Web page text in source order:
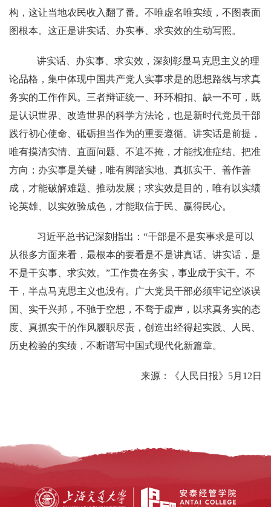
构，这让当地农民收入翻了番。不唯虚名唯实绩，不图表面
图根本。这正是讲实话、办实事、求实效的生动写照。
讲实话、办实事、求实效，深刻彰显马克思主义的理
论品格，集中体现中国共产党人实事求是的思想路线与求真
务实的工作作风。三者辩证统一、环环相扣、缺一不可，既
是认识世界、改造世界的科学方法论，也是新时代党员干部
践行初心使命、砥砺担当作为的重要遵循。讲实话是前提，
唯有摸清实情、直面问题、不遮不掩，才能找准症结、把准
方向；办实事是关键，唯有脚踏实地、真抓实干、善作善
成，才能破解难题、推动发展；求实效是目的，唯有以实绩
论英雄、以实效验成色，才能取信于民、赢得民心。
习近平总书记深刻指出：“干部是不是实事求是可以
从很多方面来看，最根本的要看是不是讲真话、讲实话，是
不是干实事、求实效。”工作贵在务实，事业成于实干。不
干，半点马克思主义也没有。广大党员干部必须牢记空谈误
国、实干兴邦，不驰于空想，不骛于虚声，以求真务实的态
度、真抓实干的作风履职尽责，创造出经得起实践、人民、
历史检验的实绩，不断谱写中国式现代化新篇章。
来源：《人民日报》5月12日